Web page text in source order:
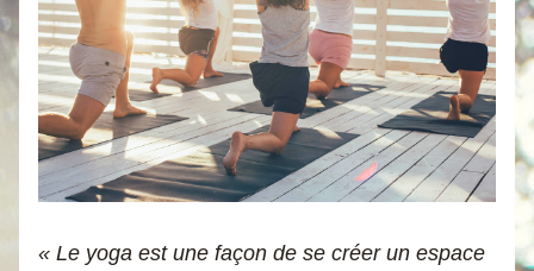
« Le yoga est une façon de se créer un espace